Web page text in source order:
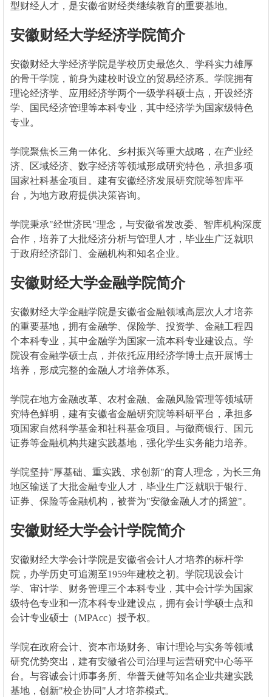
型财经人才，是安徽省财经类继续教育的重要基地。
安徽财经大学经济学院简介
安徽财经大学经济学院是学校历史最悠久、学科实力雄厚
的骨干学院，前身为建校时设立的贸易经济系。学院拥有
理论经济学、应用经济学两个一级学科硕士点，开设经济
学、国民经济管理等本科专业，其中经济学为国家级特色
专业。
学院聚焦长三角一体化、乡村振兴等重大战略，在产业经
济、区域经济、数字经济等领域形成研究特色，承担多项
国家社科基金项目。建有安徽经济发展研究院等智库平
台，为地方政府提供决策咨询。
学院秉承"经世济民"理念，与安徽省发改委、智库机构深度
合作，培养了大批经济分析与管理人才，毕业生广泛就职
于政府经济部门、金融机构和知名企业。
安徽财经大学金融学院简介
安徽财经大学金融学院是安徽省金融领域高层次人才培养
的重要基地，拥有金融学、保险学、投资学、金融工程四
个本科专业，其中金融学为国家一流本科专业建设点。学
院设有金融学硕士点，并依托应用经济学博士点开展博士
培养，形成完整的金融人才培养体系。
学院在地方金融改革、农村金融、金融风险管理等领域研
究特色鲜明，建有安徽省金融研究院等科研平台，承担多
项国家自然科学基金和社科基金项目。与徽商银行、国元
证券等金融机构共建实践基地，强化学生实务能力培养。
学院坚持"厚基础、重实践、求创新"的育人理念，为长三角
地区输送了大批金融专业人才，毕业生广泛就职于银行、
证券、保险等金融机构，被誉为"安徽金融人才的摇篮"。
安徽财经大学会计学院简介
安徽财经大学会计学院是安徽省会计人才培养的标杆学
院，办学历史可追溯至1959年建校之初。学院现设会计
学、审计学、财务管理三个本科专业，其中会计学为国家
级特色专业和一流本科专业建设点，拥有会计学硕士点和
会计专业硕士（MPAcc）授予权。
学院在政府会计、资本市场财务、审计理论与实务等领域
研究优势突出，建有安徽省公司治理与运营研究中心等平
台。与容诚会计师事务所、华普天健等知名企业共建实践
基地，创新"校企协同"人才培养模式。